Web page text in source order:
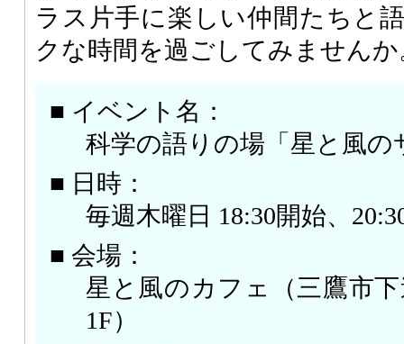
ラス片手に楽しい仲間たちと
クな時間を過ごしてみませんか
■ イベント名：
科学の語りの場「星と風の
■ 日時：
毎週木曜日 18:30開始、
■ 会場：
星と風のカフェ（三鷹市
1F）